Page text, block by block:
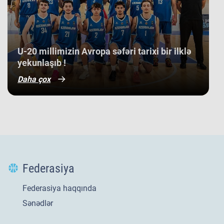
​U-20 millimizin Avropa səfəri tarixi bir ilklə
yekunlaşıb !
Daha çox
Federasiya
Federasiya haqqında
Sənədlər